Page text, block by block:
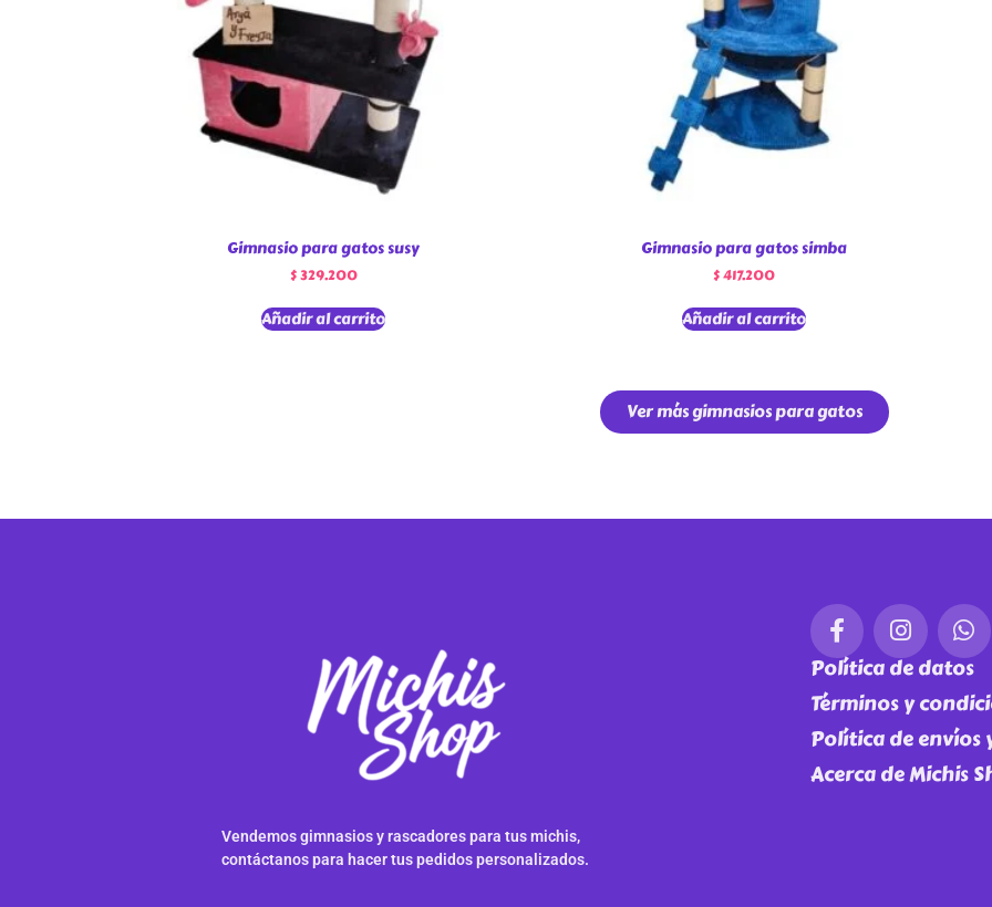
Gimnasio para gatos susy
$329.200
Añadir al carrito
Gimnasio para gatos simba
$417.200
Añadir al carrito
Ver más gimnasios para gatos
Vendemos gimnasios y rascadores para tus michis,
contáctanos para hacer tus pedidos personalizados.
Política de datos
Términos y
Política de envíos
Acerca de Michis